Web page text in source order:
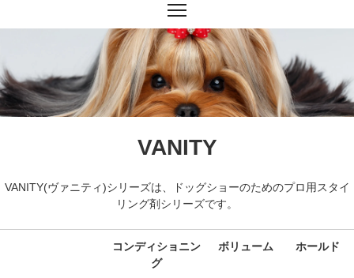
VANITY
VANITY(ヴァニティ)シリーズは、ドッグショーのためのプロ用スタイ
リング剤シリーズです。
コンディショニン
グ
ボリューム ホールド